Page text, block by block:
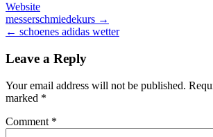
Website
Post
navigation
messerschmiedekurs →
← schoenes adidas wetter
Leave a Reply
Your email address will not be published.
marked *
Comment *